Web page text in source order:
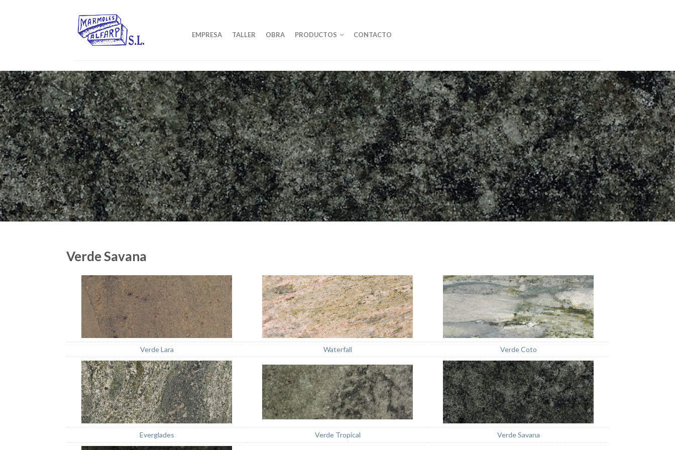
EMPRESA TALLER OBRA PRODUCTOS CONTACTO
Verde Savana
Verde Lara Waterfall Verde Coto
Everglades Verde Tropical Verde Savana